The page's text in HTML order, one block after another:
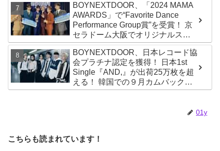
BOYNEXTDOOR、「2024 MAMA
AWARDS」で“Favorite Dance
Performance Group賞”を受賞！ 京
セラドーム大阪でオリジナルステ
ージパフォーマンス披露！ 卒業パ
ーティーをコンセプトにスーツで
魅了【動画あり】
BOYNEXTDOOR、日本レコード協
会プラチナ認定を獲得！ 日本1st
Single『AND,』が出荷25万枚を超
える！ 韓国での９月カムバックも
決定
01y
こちらも読まれています！